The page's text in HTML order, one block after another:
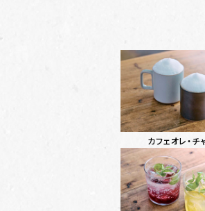
カフェオレ・チ